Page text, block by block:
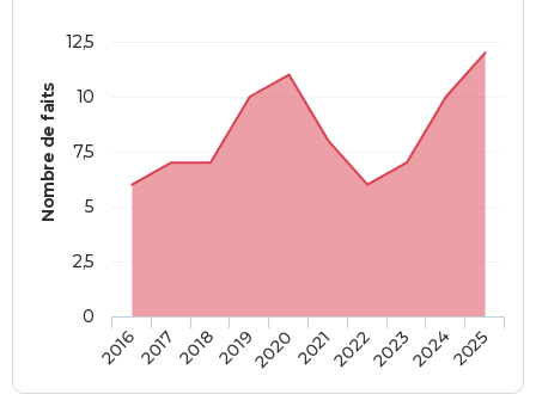
Nombre de faits
2016201720182019202020212022202320242025
0
2,5
5
7,5
10
12,5